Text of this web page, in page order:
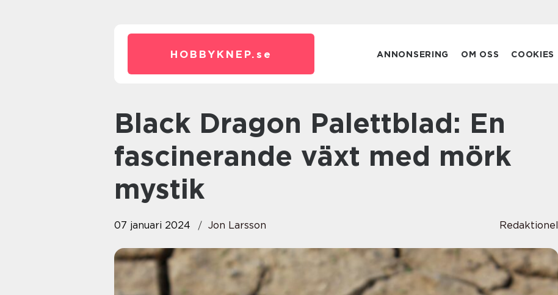
HOBBYKNEP. se ANNONSERING OM OSS COOKIES
Black Dragon Palettblad: En
fascinerande växt med mörk
mystik
07 januari 2024 Jon Larsson Redaktionel